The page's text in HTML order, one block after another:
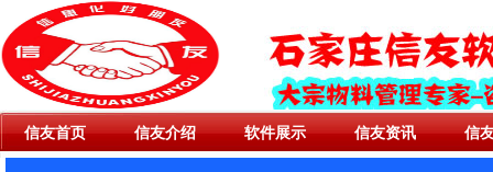
信友首页 信友介绍 软件展示 信友资讯 信